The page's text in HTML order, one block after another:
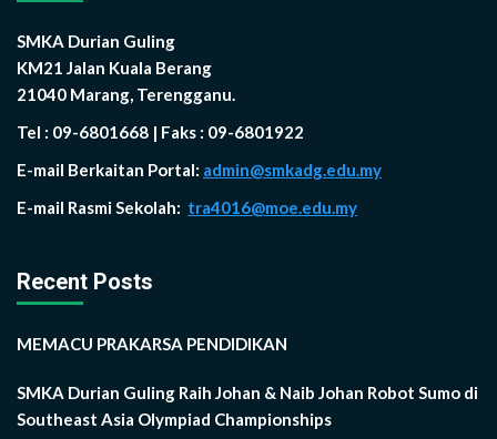
SMKA Durian Guling
KM21 Jalan Kuala Berang
21040 Marang, Terengganu.
Tel : 09-6801668 | Faks : 09-6801922
E-mail Berkaitan Portal: admin@smkadg.edu.my
E-mail Rasmi Sekolah: tra4016@moe.edu.my
Recent Posts
MEMACU PRAKARSA PENDIDIKAN
SMKA Durian Guling Raih Johan & Naib Johan Robot Sumo di
Southeast Asia Olympiad Championships